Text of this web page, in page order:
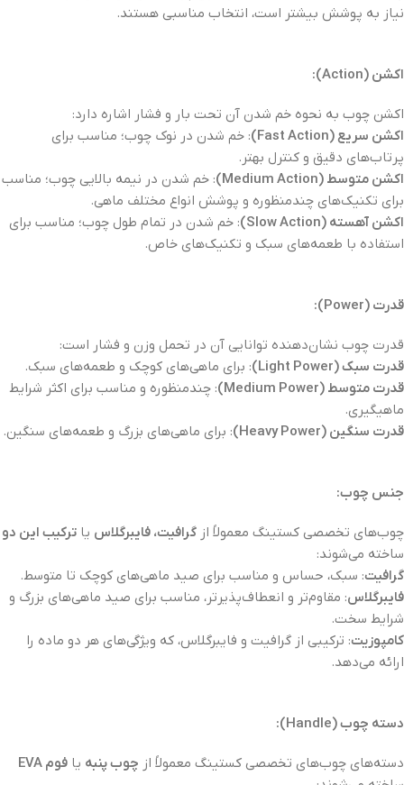
نیاز به پوشش بیشتر است، انتخاب مناسبی هستند.
اکشن (Action):
اکشن چوب به نحوه خم شدن آن تحت بار و فشار اشاره دارد:
اکشن سریع (Fast Action)
: خم شدن در نوک چوب؛ مناسب برای
پرتاب‌های دقیق و کنترل بهتر.
اکشن متوسط (Medium Action)
: خم شدن در نیمه بالایی چوب؛ مناسب
برای تکنیک‌های چندمنظوره و پوشش انواع مختلف ماهی.
اکشن آهسته (Slow Action)
: خم شدن در تمام طول چوب؛ مناسب برای
استفاده با طعمه‌های سبک و تکنیک‌های خاص.
قدرت (Power):
قدرت چوب نشان‌دهنده توانایی آن در تحمل وزن و فشار است:
قدرت سبک (Light Power)
: برای ماهی‌های کوچک و طعمه‌های سبک.
قدرت متوسط (Medium Power)
: چندمنظوره و مناسب برای اکثر شرایط
ماهیگیری.
قدرت سنگین (Heavy Power)
: برای ماهی‌های بزرگ و طعمه‌های سنگین.
جنس چوب:
چوب‌های تخصصی کستینگ معمولاً از گرافیت، فایبرگلاس یا ترکیب این دو
ساخته می‌شوند:
گرافیت: سبک، حساس و مناسب برای صید ماهی‌های کوچک تا متوسط.
فایبرگلاس: مقاوم‌تر و انعطاف‌پذیرتر، مناسب برای صید ماهی‌های بزرگ و
شرایط سخت.
کامپوزیت: ترکیبی از گرافیت و فایبرگلاس، که ویژگی‌های هر دو ماده را
ارائه می‌دهد.
دسته چوب (Handle):
دسته‌های چوب‌های تخصصی کستینگ معمولاً از چوب پنبه یا فوم EVA